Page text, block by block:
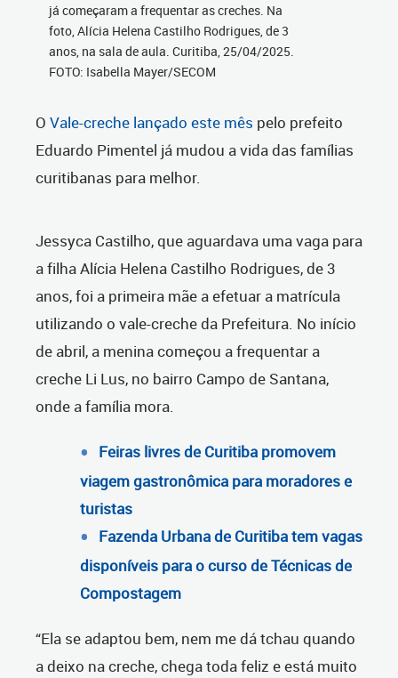
já começaram a frequentar as creches. Na
foto, Alícia Helena Castilho Rodrigues, de 3
anos, na sala de aula. Curitiba, 25/04/2025.
FOTO: Isabella Mayer/SECOM
O Vale-creche lançado este mês pelo prefeito
Eduardo Pimentel já mudou a vida das famílias
curitibanas para melhor.
Jessyca Castilho, que aguardava uma vaga para
a filha Alícia Helena Castilho Rodrigues, de 3
anos, foi a primeira mãe a efetuar a matrícula
utilizando o vale-creche da Prefeitura. No início
de abril, a menina começou a frequentar a
creche Li Lus, no bairro Campo de Santana,
onde a família mora.
Feiras livres de Curitiba promovem
viagem gastronômica para moradores e
turistas
Fazenda Urbana de Curitiba tem vagas
disponíveis para o curso de Técnicas de
Compostagem
“Ela se adaptou bem, nem me dá tchau quando
a deixo na creche, chega toda feliz e está muito